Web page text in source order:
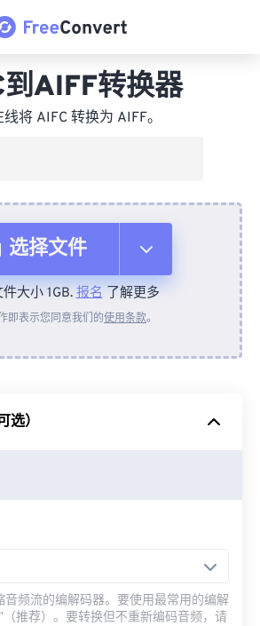
AIFF转换器
将 AIFC 转换为 AIFF。
选择文件
从设备
来自 Google Drive
大小 1GB.报名了解更多
即表示您同意我们的使用条款。
选）
音频流的编解码器。要使用最常用的编解
（推荐）。要转换但不重新编码音频，请